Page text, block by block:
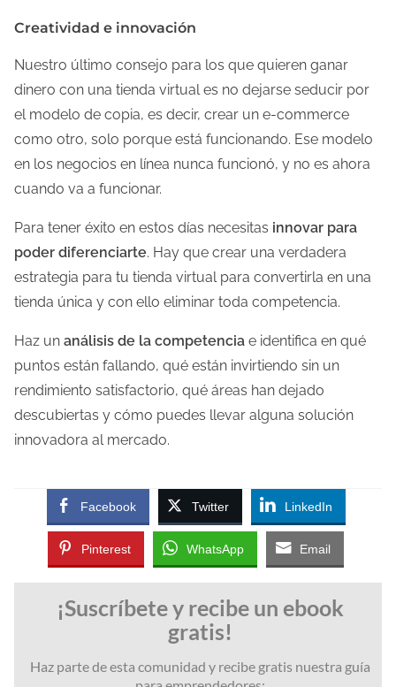
Creatividad e innovación
Nuestro último consejo para los que quieren ganar
dinero con una tienda virtual es no dejarse seducir por
el modelo de copia, es decir, crear un e-commerce
como otro, solo porque está funcionando. Ese modelo
en los negocios en línea nunca funcionó, y no es ahora
cuando va a funcionar.
Para tener éxito en estos días necesitas innovar para
poder diferenciarte. Hay que crear una verdadera
estrategia para tu tienda virtual para convertirla en una
tienda única y con ello eliminar toda competencia.
Haz un análisis de la competencia e identifica en qué
puntos están fallando, qué están invirtiendo sin un
rendimiento satisfactorio, qué áreas han dejado
descubiertas y cómo puedes llevar alguna solución
innovadora al mercado.
Facebook Twitter LinkedIn
Pinterest WhatsApp Email